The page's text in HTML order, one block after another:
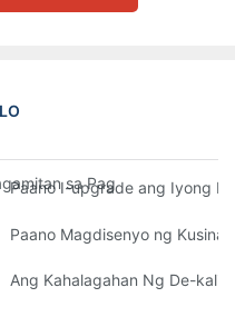
sa Pagluluto Para sa
Paano I-upgrade ang Iyong
ng Ospital Para sa
Paano Magdisenyo ng Kusina
ng Ospital Para sa
Ang Kahalagahan Ng De-